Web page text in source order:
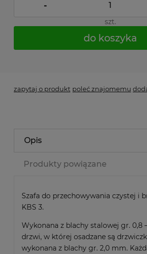
-
szt.
do koszyka
zapytaj o produkt poleć znajomemu
Opis
Produkty powiązane
Szafa do przechowywania czystej i
KBS 3.
Wykonana z blachy stalowej gr. 0,8
drzwi, w której osadzane są
wykonana z blachy gr. 2,0 mm.